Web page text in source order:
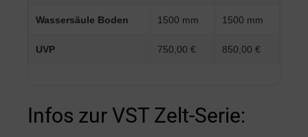
Wassersäule Boden 1500 mm 1500 mm
UVP 750,00 € 850,00 €
Infos zur VST Zelt-Serie: